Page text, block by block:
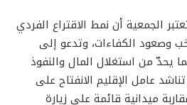
الجمعية أن نمط الاقتراع الفردي
وصعود الكفاءات، وتدعو إلى
يحدّ من استغلال المال والنفوذ
عامل الإقليم الانفتاح على
ميدانية قائمة على زيارة